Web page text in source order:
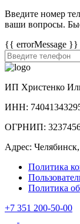
Введите номер
ваши вопросы.
{{ errorMessage }}
ИП Христенко
ИНН:
ОГРНИП:
Адрес:
Политика
Политика
+7 351 200-50-00